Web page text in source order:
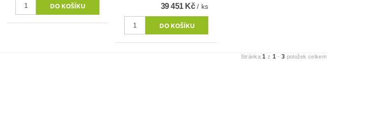
39 451 Kč/ ks
Stránka1 z 1 - 3 položek celkem